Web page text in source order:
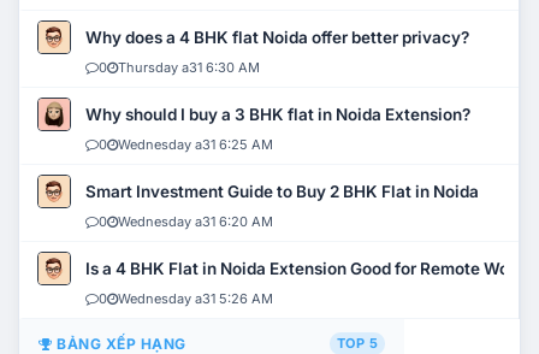
Why does a 4 BHK flat Noida offer better privacy?
0 Thursday a31 6:30 AM
Why should I buy a 3 BHK flat in Noida Extension?
0 Wednesday a31 6:25 AM
Smart Investment Guide to Buy 2 BHK Flat in Noida
0 Wednesday a31 6:20 AM
Is a 4 BHK Flat in Noida Extension Good for Remote Work?
0 Wednesday a31 5:26 AM
BẢNG XẾP HẠNG TOP 5